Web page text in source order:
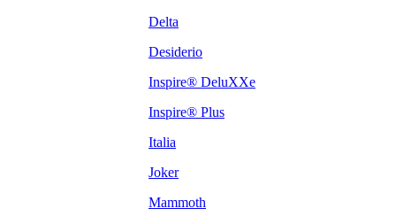
Delta
Desiderio
Inspire® DeluXXe
Inspire® Plus
Italia
Joker
Mammoth